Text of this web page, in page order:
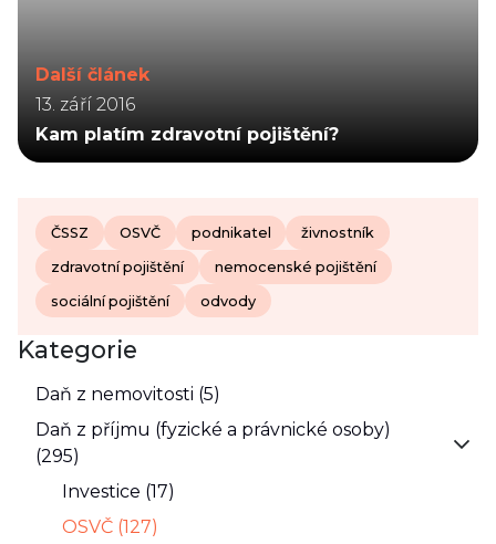
Další článek
13. září 2016
Kam platím zdravotní pojištění?
ČSSZ OSVČ podnikatel živnostník
zdravotní pojištění nemocenské pojištění
sociální pojištění odvody
Kategorie
Daň z nemovitosti (5)
Daň z příjmu (fyzické a právnické osoby)
(295)
Investice (17)
OSVČ (127)